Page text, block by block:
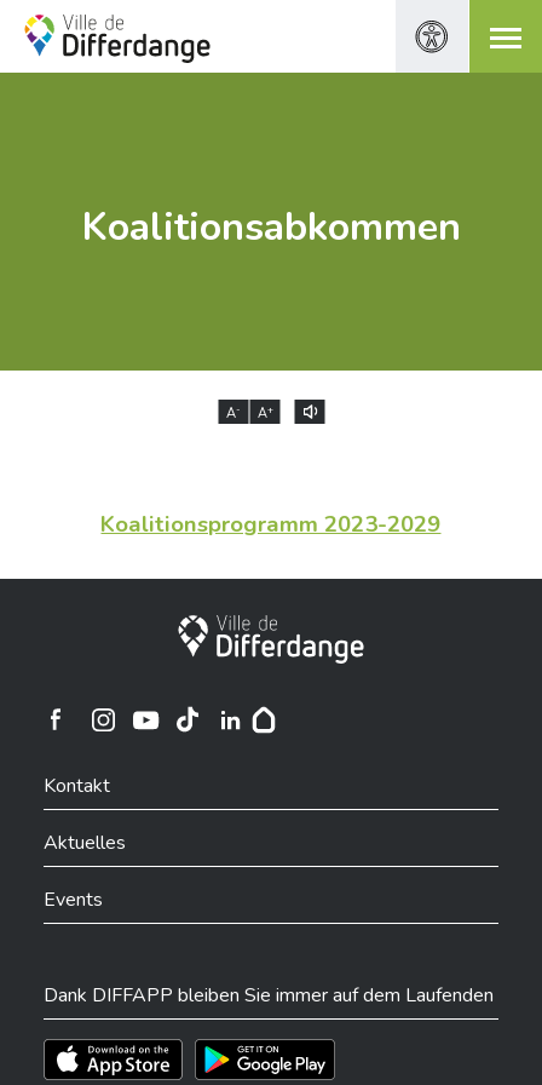
Koalitionsabkommen
A- A+
Koalitionsprogramm 2023-2029
Stadt Differdingen
Ville de Differdange sur Instagram
Kontakt
Aktuelles
Events
Dank DIFFAPP bleiben Sie immer auf dem Laufenden
Téléchargez l'app sur l'App StoreTéléchargez l'app sur Play Store